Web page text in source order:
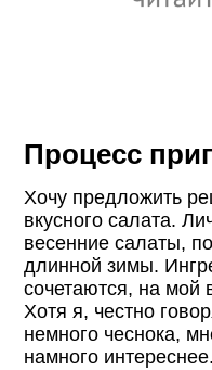
Процесс
Хочу предложить
вкусного салата.
весенние салаты,
длинной зимы.
сочетаются, на мой
Хотя я, честно
немного чеснока,
намного интереснее.